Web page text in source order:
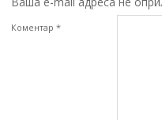
Коментар *